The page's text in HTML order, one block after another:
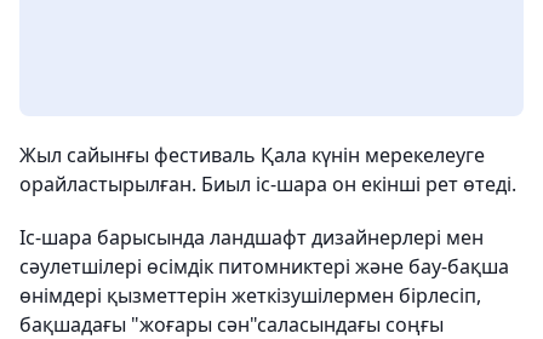
Жыл сайынғы фестиваль Қала күнін мерекелеуге
орайластырылған. Биыл іс-шара он екінші рет өтеді.
Іс-шара барысында ландшафт дизайнерлері мен
сәулетшілері өсімдік питомниктері және бау-бақша
өнімдері қызметтерін жеткізушілермен бірлесіп,
бақшадағы "жоғары сән"саласындағы соңғы